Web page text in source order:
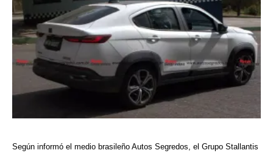
Según informó el medio brasileño Autos Segredos, el Grupo Stallantis